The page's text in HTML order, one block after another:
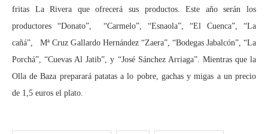
fritas La Rivera que ofrecerá sus productos. Este año serán los
productores “Donato”, “Carmelo”, “Esnaola”, “El Cuenca”, “La
cañá”, Mª Cruz Gallardo Hernández “Zaera”, “Bodegas Jabalcón”, “La
Porchá”, “Cuevas Al Jatib”, y “José Sánchez Arriaga”. Mientras que la
Olla de Baza preparará patatas a lo pobre, gachas y migas a un precio
de 1,5 euros el plato.